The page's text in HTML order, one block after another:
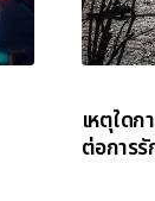
เหตุใด
ต่อการ